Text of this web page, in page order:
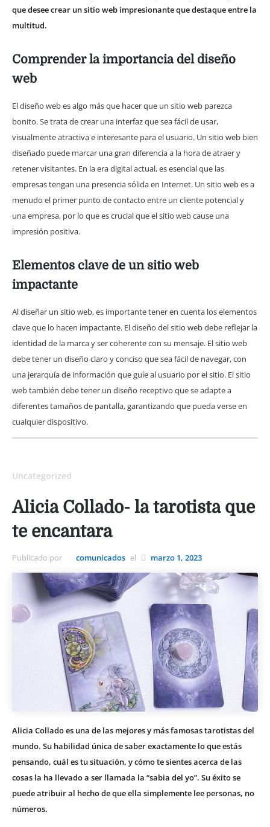
que desee crear un sitio web impresionante que destaque entre la
multitud.
Comprender la importancia del diseño
web
El diseño web es algo más que hacer que un sitio web parezca
bonito. Se trata de crear una interfaz que sea fácil de usar,
visualmente atractiva e interesante para el usuario. Un sitio web bien
diseñado puede marcar una gran diferencia a la hora de atraer y
retener visitantes. En la era digital actual, es esencial que las
empresas tengan una presencia sólida en Internet. Un sitio web es a
menudo el primer punto de contacto entre un cliente potencial y
una empresa, por lo que es crucial que el sitio web cause una
impresión positiva.
Elementos clave de un sitio web
impactante
Al diseñar un sitio web, es importante tener en cuenta los elementos
clave que lo hacen impactante. El diseño del sitio web debe reflejar la
identidad de la marca y ser coherente con su mensaje. El sitio web
debe tener un diseño claro y conciso que sea fácil de navegar, con
una jerarquía de información que guíe al usuario por el sitio. El sitio
web también debe tener un diseño receptivo que se adapte a
diferentes tamaños de pantalla, garantizando que pueda verse en
cualquier dispositivo.
Uncategorized
Alicia Collado- la tarotista que
te encantara
Publicado por comunicados el marzo 1, 2023
Alicia Collado es una de las mejores y más famosas tarotistas del
mundo. Su habilidad única de saber exactamente lo que estás
pensando, cuál es tu situación, y cómo te sientes acerca de las
cosas la ha llevado a ser llamada la “sabia del yo”. Su éxito se
puede atribuir al hecho de que ella simplemente lee personas, no
números.